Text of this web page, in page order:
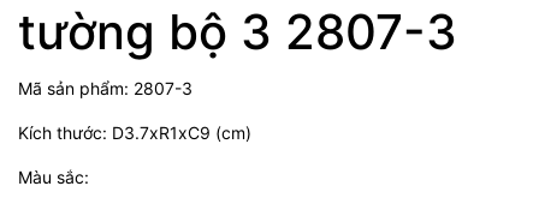
tường bộ 3 2807-3
Mã sản phẩm: 2807-3
Kích thước: D3.7xR1xC9 (cm)
Màu sắc: